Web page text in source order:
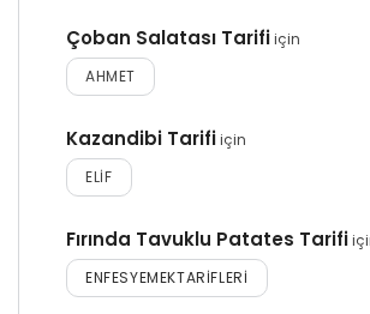
Çoban Salatası Tarifiiçin
AHMET
Kazandibi Tarifiiçin
ELIF
Fırında Tavuklu Patates Tarifi
ENFESYEMEKTARIFLERI